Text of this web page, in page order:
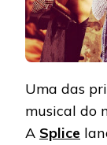
Uma das
musical do
A Splice